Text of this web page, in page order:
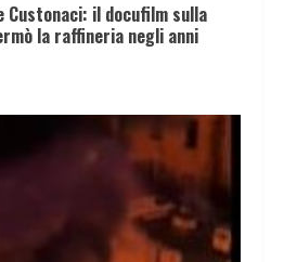
Custonaci: il docufilm sulla
la raffineria negli anni